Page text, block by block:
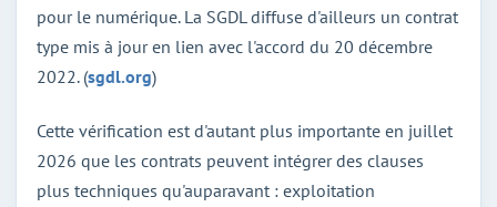
pour le numérique. La SGDL diffuse d'ailleurs un contrat
type mis à jour en lien avec l'accord du 20 décembre
2022. (sgdl.org)
Cette vérification est d'autant plus importante en juillet
2026 que les contrats peuvent intégrer des clauses
plus techniques qu'auparavant : exploitation